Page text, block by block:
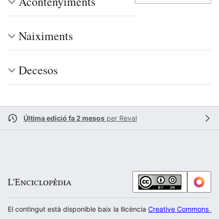
Naiximents
Decesos
Última edició fa 2 mesos per Reval
El contingut està disponible baix la llicència Creative Commons